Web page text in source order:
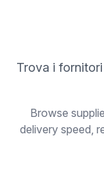
Trova i
Browse
delivery speed,